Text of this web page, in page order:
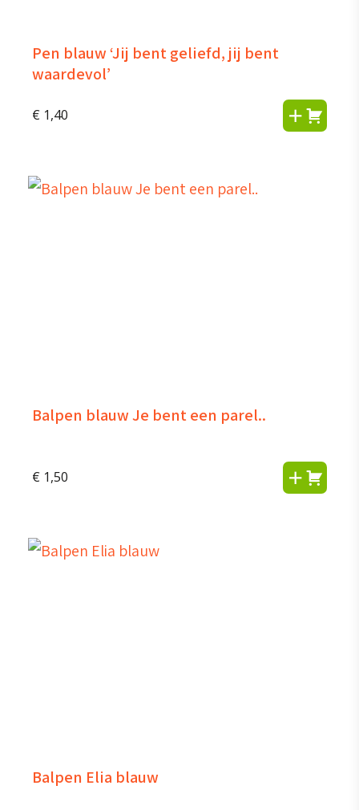
Pen blauw ‘Jij bent geliefd, jij bent
waardevol’
€ 1,40
Balpen blauw Je bent een parel..
€ 1,50
Balpen Elia blauw